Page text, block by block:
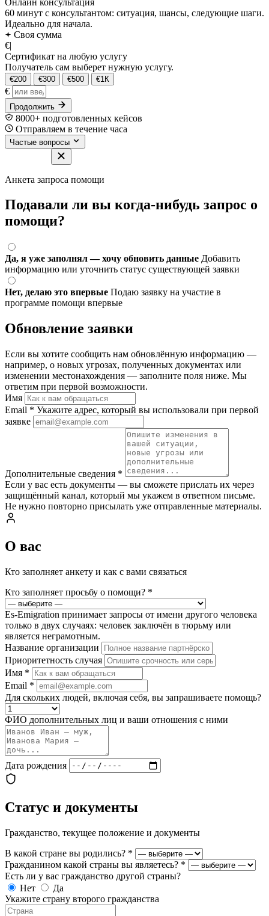
60 минут с консультантом: ситуация, шансы, следующие шаги.
Идеально для начала.
Своя сумма
€|
Сертификат на любую услугу
Получатель сам выберет нужную услугу.
€200 €300 €500 €1К
€
Продолжить
8000+ подготовленных кейсов
Отправляем в течение часа
Частые вопросы
Анкета запроса помощи
Подавали ли вы когда-нибудь запрос о
помощи?
Да, я уже заполнял — хочу обновить данные Добавить
информацию или уточнить статус существующей заявки
Нет, делаю это впервые Подаю заявку на участие в
программе помощи впервые
Обновление заявки
Если вы хотите сообщить нам обновлённую информацию —
например, о новых угрозах, полученных документах или
изменении местонахождения — заполните поля ниже. Мы
ответим при первой возможности.
Имя
Email * Укажите адрес, который вы использовали при первой
заявке
Дополнительные сведения *
Если у вас есть документы — вы сможете прислать их через
защищённый канал, который мы укажем в ответном письме.
Не нужно повторно присылать уже отправленные материалы.
О вас
Кто заполняет анкету и как с вами связаться
Кто заполняет просьбу о помощи? *
Es-Emigration принимает запросы от имени другого человека
только в двух случаях: человек заключён в тюрьму или
является неграмотным.
Название организации
Приоритетность случая
Имя *
Email *
Для скольких людей, включая себя, вы запрашиваете помощь?
ФИО дополнительных лиц и ваши отношения с ними
Дата рождения
Статус и документы
Гражданство, текущее положение и документы
В какой стране вы родились? *
Гражданином какой страны вы являетесь? *
Есть ли у вас гражданство другой страны?
Нет
Да
Укажите страну второго гражданства